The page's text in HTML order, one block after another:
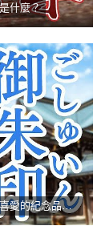
什麼？
【日本知識】參拜神社與寺廟必備！受到日本人喜愛的紀念品！！